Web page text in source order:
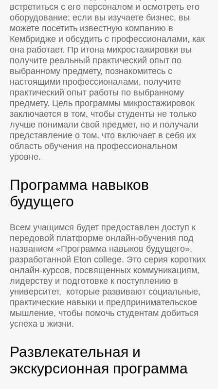
встретиться с его персоналом и осмотреть его
оборудование; если вы изучаете бизнес, вы
можете посетить известную компанию в
Кембридже и обсудить с профессионалами, как
она работает. Пр итона микростажировки вы
получите реальный практический опыт по
выбранному предмету, познакомитесь с
настоящими профессионалами, получите
практический опыт работы по выбранному
предмету. Цель программы микростажировок
заключается в том, чтобы студенты не только
лучше понимали свой предмет, но и получали
представление о том, что включает в себя их
область обучения на профессиональном
уровне.
Программа навыков
будущего
Всем учащимся будет предоставлен доступ к
передовой платформе онлайн-обучения под
названием «Программа навыков будущего»,
разработанной Eton college. Это серия коротких
онлайн-курсов, посвященных коммуникациям,
лидерству и подготовке к поступлению в
университет, которые развивают социальные,
практические навыки и предпринимательское
мышление, чтобы помочь студентам добиться
успеха в жизни.
Развлекательная и
экскурсионная программа